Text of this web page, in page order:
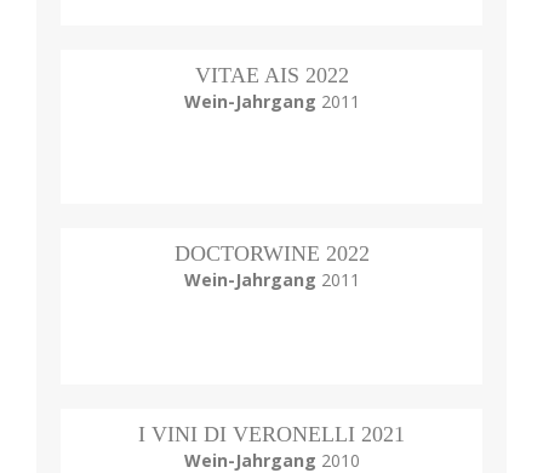
VITAE AIS 2022
Wein-Jahrgang 2011
DOCTORWINE 2022
Wein-Jahrgang 2011
I VINI DI VERONELLI 2021
Wein-Jahrgang 2010